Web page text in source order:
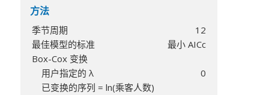
方法
季节周期
12
最佳模型的标准
最小 AICc
Box-Cox 变换
用户指定的 λ
0
已变换的序列 = ln(乘客人数)